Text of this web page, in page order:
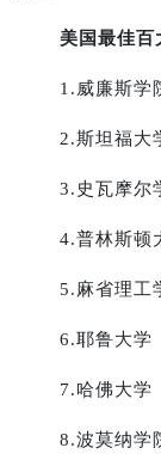
美国最佳百
1. 威廉斯学
2.斯坦福大
3. 史瓦摩尔
4.普林斯顿
5.麻省理工
6.耶鲁大学
7.哈佛大学
8.波莫纳学